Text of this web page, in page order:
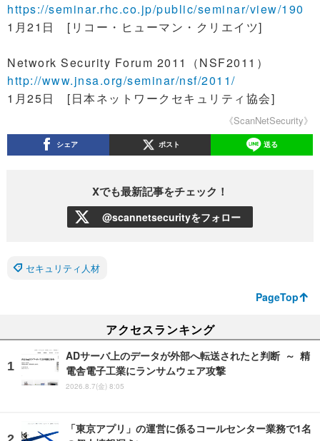
https://seminar.rhc.co.jp/public/seminar/view/190
1月21日 [リコー・ヒューマン・クリエイツ]
Network Security Forum 2011（NSF2011）
http://www.jnsa.org/seminar/nsf/2011/
1月25日 [日本ネットワークセキュリティ協会]
《ScanNetSecurity》
シェア ポスト 送る
Xでも最新記事をチェック！
@scannetsecurityをフォロー
セキュリティ人材
PageTop
アクセスランキング
ADサーバ上のデータが外部へ転送されたと判断 ～ 精
電舎電子工業にランサムウェア攻撃
2026.8.7(金) 8:05
「東京アプリ」の運営に係るコールセンター業務で1名